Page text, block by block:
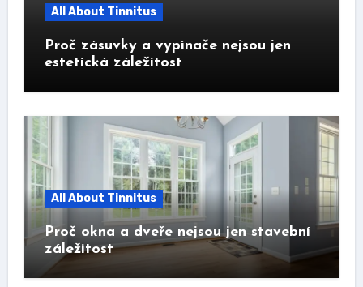
All About Tinnitus
Proč zásuvky a vypínače nejsou jen
estetická záležitost
All About Tinnitus
Proč okna a dveře nejsou jen stavební
záležitost